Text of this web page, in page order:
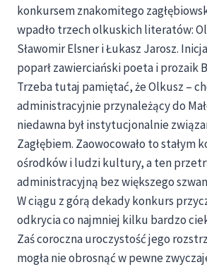
konkursem znakomitego
wpadło trzech olkuskich literatów:
Sławomir Elsner i Łukasz Jarosz.
poparł zawierciański poeta i prozaik
Trzeba tutaj pamiętać, że Olkusz –
administracyjnie przynależący do
niedawna był instytucjonalnie
Zagłębiem. Zaowocowało to stałym
ośrodków i ludzi kultury, a ten
administracyjną bez większego
W ciągu z górą dekady konkurs
odkrycia co najmniej kilku bardzo
Zaś coroczna uroczystość jego
mogła nie obrosnąć w pewne